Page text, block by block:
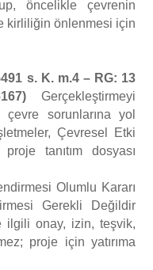
öncelikle çevrenin
kirliliğin önlenmesi için
s. K. m.4 – RG: 13
Gerçekleştirmeyi
çevre sorunlarına yol
Çevresel Etki
tanıtım dosyası
Olumlu Kararı
Gerekli Değildir
ilgili onay, izin, teşvik,
proje için yatırıma